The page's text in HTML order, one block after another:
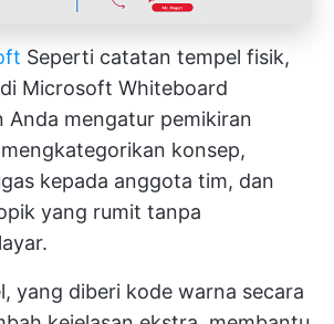
Seperti catatan tempel fisik,
Microsoft Whiteboard
Anda mengatur pemikiran
konsep,
kepada anggota tim, dan
yang rumit tanpa
yang diberi kode warna secara